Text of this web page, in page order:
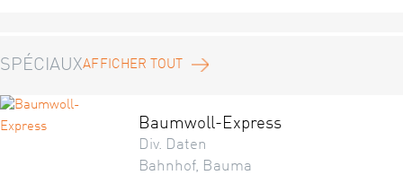
SPÉCIAUXAFFICHER TOUT
Baumwoll-Express
Div. Daten
Bahnhof, Bauma